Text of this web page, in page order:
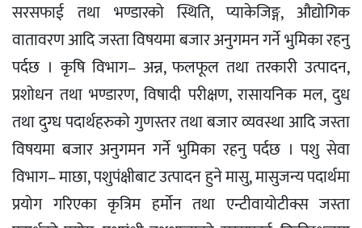
सरसफाई तथा भण्डारको स्थिति, प्याकेजिङ्ग, औद्योगिक
वातावरण आदि जस्ता विषयमा बजार अनुगमन गर्ने भुमिका रहनु
पर्दछ । कृषि विभाग– अन्न, फलफूल तथा तरकारी उत्पादन,
प्रशोधन तथा भण्डारण, विषादी परीक्षण, रासायनिक मल, दुध
तथा दुग्ध पदार्थहरुको गुणस्तर तथा बजार व्यवस्था आदि जस्ता
विषयमा बजार अनुगमन गर्ने भुमिका रहनु पर्दछ । पशु सेवा
विभाग– माछा, पशुपंक्षीबाट उत्पादन हुने मासु, मासुजन्य पदार्थमा
प्रयोग गरिएका कृत्रिम हर्मोन तथा एन्टीवायोटीक्स जस्ता